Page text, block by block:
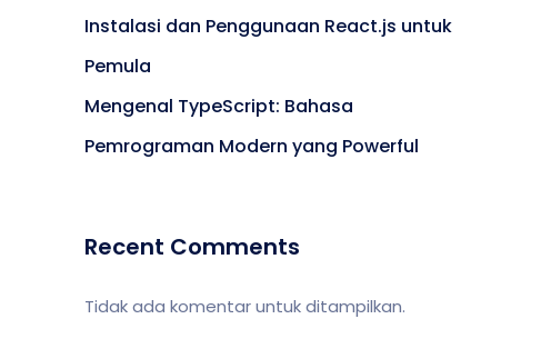
Instalasi dan Penggunaan React.js untuk
Pemula
Mengenal TypeScript: Bahasa
Pemrograman Modern yang Powerful
Recent Comments
Tidak ada komentar untuk ditampilkan.